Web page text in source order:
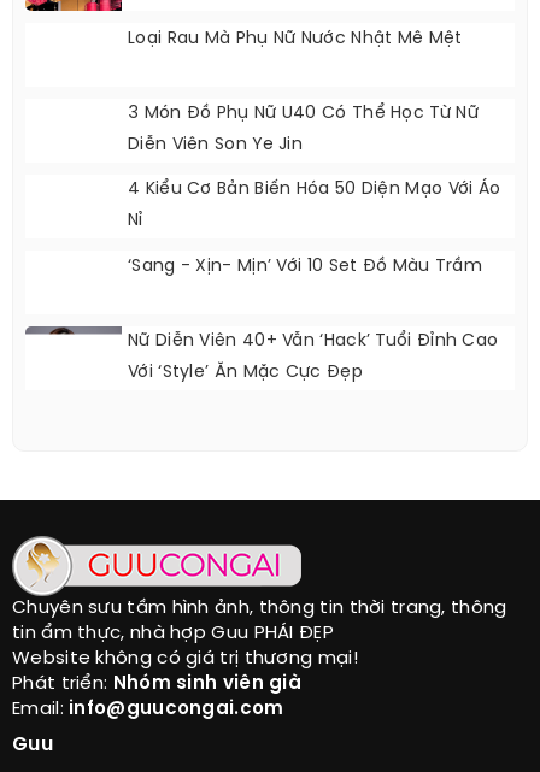
Loại Rau Mà Phụ Nữ Nước Nhật Mê Mệt
3 Món Đồ Phụ Nữ U40 Có Thể Học Từ Nữ
Diễn Viên Son Ye Jin
4 Kiểu Cơ Bản Biến Hóa 50 Diện Mạo Với Áo
Nỉ
‘Sang - Xịn- Mịn’ Với 10 Set Đồ Màu Trầm
Nữ Diễn Viên 40+ Vẫn ‘hack’ Tuổi Đỉnh Cao
Với ‘style’ Ăn Mặc Cực Đẹp
Chuyên sưu tầm hình ảnh, thông tin thời trang, thông
tin ẩm thực, nhà hợp Guu PHÁI ĐẸP
Website không có giá trị thương mại!
Phát triển: Nhóm sinh viên già
Email: info@guucongai.com
Guu